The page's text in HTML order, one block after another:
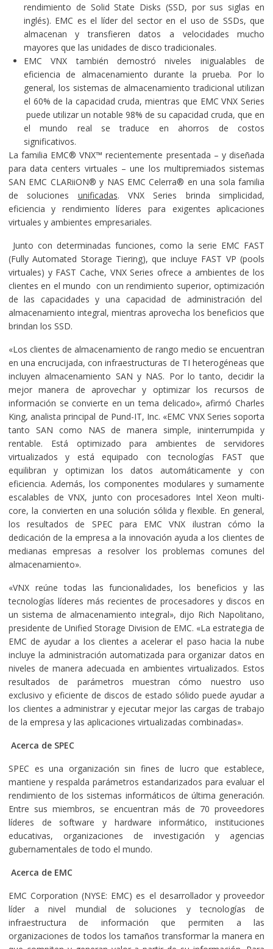
rendimiento de Solid State Disks (SSD, por sus siglas en
inglés). EMC es el líder del sector en el uso de SSDs, que
almacenan y transfieren datos a velocidades mucho
mayores que las unidades de disco tradicionales.
EMC VNX también demostró niveles inigualables de
eficiencia de almacenamiento durante la prueba. Por lo
general, los sistemas de almacenamiento tradicional utilizan
el 60% de la capacidad cruda, mientras que EMC VNX Series
puede utilizar un notable 98% de su capacidad cruda, que en
el mundo real se traduce en ahorros de costos
significativos.
La familia EMC® VNX™ recientemente presentada – y diseñada
para data centers virtuales – une los multipremiados sistemas
SAN EMC CLARiiON® y NAS EMC Celerra® en una sola familia
de soluciones unificadas. VNX Series brinda simplicidad,
eficiencia y rendimiento líderes para exigentes aplicaciones
virtuales y ambientes empresariales.
Junto con determinadas funciones, como la serie EMC FAST
(Fully Automated Storage Tiering), que incluye FAST VP (pools
virtuales) y FAST Cache, VNX Series ofrece a ambientes de los
clientes en el mundo con un rendimiento superior, optimización
de las capacidades y una capacidad de administración del
almacenamiento integral, mientras aprovecha los beneficios que
brindan los SSD.
«Los clientes de almacenamiento de rango medio se encuentran
en una encrucijada, con infraestructuras de TI heterogéneas que
incluyen almacenamiento SAN y NAS. Por lo tanto, decidir la
mejor manera de aprovechar y optimizar los recursos de
información se convierte en un tema delicado», afirmó Charles
King, analista principal de Pund-IT, Inc. «EMC VNX Series soporta
tanto SAN como NAS de manera simple, ininterrumpida y
rentable. Está optimizado para ambientes de servidores
virtualizados y está equipado con tecnologías FAST que
equilibran y optimizan los datos automáticamente y con
eficiencia. Además, los componentes modulares y sumamente
escalables de VNX, junto con procesadores Intel Xeon multi-
core, la convierten en una solución sólida y flexible. En general,
los resultados de SPEC para EMC VNX ilustran cómo la
dedicación de la empresa a la innovación ayuda a los clientes de
medianas empresas a resolver los problemas comunes del
almacenamiento».
«VNX reúne todas las funcionalidades, los beneficios y las
tecnologías líderes más recientes de procesadores y discos en
un sistema de almacenamiento integral», dijo Rich Napolitano,
presidente de Unified Storage Division de EMC. «La estrategia de
EMC de ayudar a los clientes a acelerar el paso hacia la nube
incluye la administración automatizada para organizar datos en
niveles de manera adecuada en ambientes virtualizados. Estos
resultados de parámetros muestran cómo nuestro uso
exclusivo y eficiente de discos de estado sólido puede ayudar a
los clientes a administrar y ejecutar mejor las cargas de trabajo
de la empresa y las aplicaciones virtualizadas combinadas».
Acerca de SPEC
SPEC es una organización sin fines de lucro que establece,
mantiene y respalda parámetros estandarizados para evaluar el
rendimiento de los sistemas informáticos de última generación.
Entre sus miembros, se encuentran más de 70 proveedores
líderes de software y hardware informático, instituciones
educativas, organizaciones de investigación y agencias
gubernamentales de todo el mundo.
Acerca de EMC
EMC Corporation (NYSE: EMC) es el desarrollador y proveedor
líder a nivel mundial de soluciones y tecnologías de
infraestructura de información que permiten a las
organizaciones de todos los tamaños transformar la manera en